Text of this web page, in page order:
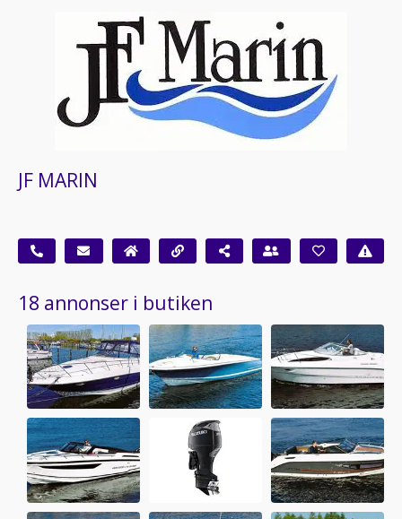
JF MARIN
18 annonser i butiken